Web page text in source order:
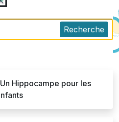
Recherche
Hippocampe pour les